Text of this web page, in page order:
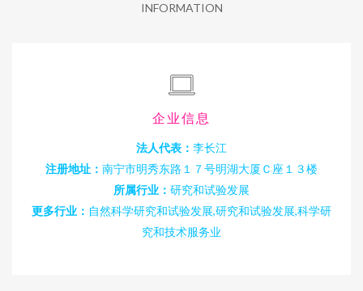
INFORMATION
企业信息
法人代表： 李长江
注册地址： 南宁市明秀东路１７号明湖大厦Ｃ座１３楼
所属行业： 研究和试验发展
更多行业： 自然科学研究和试验发展,研究和试验发展,科学研
究和技术服务业